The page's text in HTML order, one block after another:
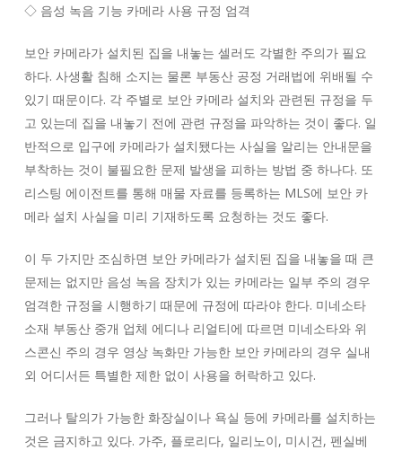
◇ 음성 녹음 기능 카메라 사용 규정 엄격
보안 카메라가 설치된 집을 내놓는 셀러도 각별한 주의가 필요
하다. 사생활 침해 소지는 물론 부동산 공정 거래법에 위배될 수
있기 때문이다. 각 주별로 보안 카메라 설치와 관련된 규정을 두
고 있는데 집을 내놓기 전에 관련 규정을 파악하는 것이 좋다. 일
반적으로 입구에 카메라가 설치됐다는 사실을 알리는 안내문을
부착하는 것이 불필요한 문제 발생을 피하는 방법 중 하나다. 또
리스팅 에이전트를 통해 매물 자료를 등록하는 MLS에 보안 카
메라 설치 사실을 미리 기재하도록 요청하는 것도 좋다.
이 두 가지만 조심하면 보안 카메라가 설치된 집을 내놓을 때 큰
문제는 없지만 음성 녹음 장치가 있는 카메라는 일부 주의 경우
엄격한 규정을 시행하기 때문에 규정에 따라야 한다. 미네소타
소재 부동산 중개 업체 에디나 리얼티에 따르면 미네소타와 위
스콘신 주의 경우 영상 녹화만 가능한 보안 카메라의 경우 실내
외 어디서든 특별한 제한 없이 사용을 허락하고 있다.
그러나 탈의가 가능한 화장실이나 욕실 등에 카메라를 설치하는
것은 금지하고 있다. 가주, 플로리다, 일리노이, 미시건, 펜실베